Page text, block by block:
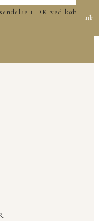
i DK ved køb over
Luk